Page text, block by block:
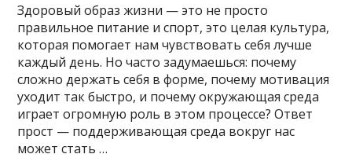
Здоровый образ жизни — это не просто
правильное питание и спорт, это целая культура,
которая помогает нам чувствовать себя лучше
каждый день. Но часто задумаешься: почему
сложно держать себя в форме, почему мотивация
уходит так быстро, и почему окружающая среда
играет огромную роль в этом процессе? Ответ
прост — поддерживающая среда вокруг нас
может стать …